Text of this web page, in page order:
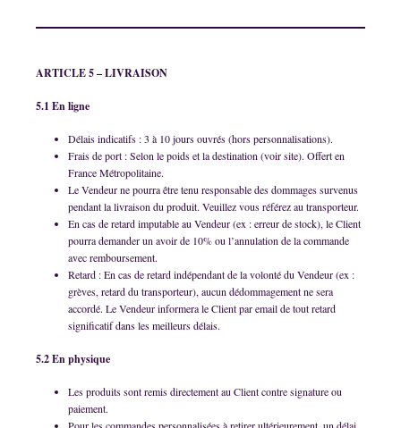
ARTICLE 5 – LIVRAISON
5.1 En ligne
Délais indicatifs : 3 à 10 jours ouvrés (hors personnalisations).
Frais de port : Selon le poids et la destination (voir site). Offert en
France Métropolitaine.
Le Vendeur ne pourra être tenu responsable des dommages survenus
pendant la livraison du produit. Veuillez vous référez au transporteur.
En cas de retard imputable au Vendeur (ex : erreur de stock), le Client
pourra demander un avoir de 10% ou l’annulation de la commande
avec remboursement.
Retard : En cas de retard indépendant de la volonté du Vendeur (ex :
grèves, retard du transporteur), aucun dédommagement ne sera
accordé. Le Vendeur informera le Client par email de tout retard
significatif dans les meilleurs délais.
5.2 En physique
Les produits sont remis directement au Client contre signature ou
paiement.